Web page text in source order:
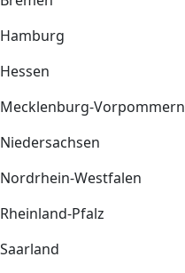
Hamburg
Hessen
Mecklenburg-Vorpommern
Niedersachsen
Nordrhein-Westfalen
Rheinland-Pfalz
Saarland